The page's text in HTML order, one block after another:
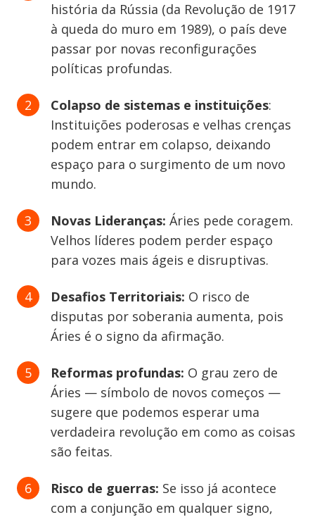
história da Rússia (da Revolução de 1917
à queda do muro em 1989), o país deve
passar por novas reconfigurações
políticas profundas.
Colapso de sistemas e instituições:
Instituições poderosas e velhas crenças
podem entrar em colapso, deixando
espaço para o surgimento de um novo
mundo.
Novas Lideranças: Áries pede coragem.
Velhos líderes podem perder espaço
para vozes mais ágeis e disruptivas.
Desafios Territoriais: O risco de
disputas por soberania aumenta, pois
Áries é o signo da afirmação.
Reformas profundas: O grau zero de
Áries — símbolo de novos começos —
sugere que podemos esperar uma
verdadeira revolução em como as coisas
são feitas.
Risco de guerras: Se isso já acontece
com a conjunção em qualquer signo, ​